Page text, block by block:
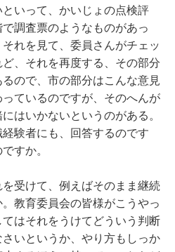
いって、かいじょの点検評
調査票のようなものがあっ
れを見て、委員さんがチェッ
、それを再度する、その部分
ので、市の部分はこんな意見
ているのですが、そのへんが
はいかないというのがある。
経験者にも、回答するのです
すか。
を受けて、例えばそのまま継続
教育委員会の皆様がこうやっ
はそれをうけてどういう判断
いというか、やり方もしっか